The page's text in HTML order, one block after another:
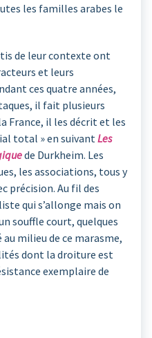
les familles arabes le
de leur contexte ont
et leurs
ces quatre années,
il fait plusieurs
France, il les décrit et les
total » en suivantLes
de Durkheim. Les
les associations, tous y
précision. Au fil des
qui s’allonge mais on
souffle court, quelques
milieu de ce marasme,
dont la droiture est
exemplaire de